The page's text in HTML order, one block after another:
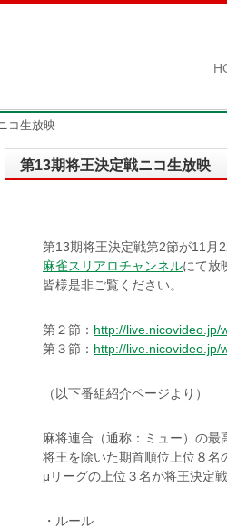
コ生放映
第13期将王決定戦ニコ生放映
第13期将王決定戦第2節が11月
麻雀スリアロチャンネルにて放
皆様是非ご覧ください。
第２節： http://live.nicovideo.jp/
第３節： http://live.nicovideo.jp/
（以下番組紹介ページより）
麻将連合（通称：ミュー）の最
将王を除いた期首順位上位８名
μリーグの上位３名が将王決定
・ルール